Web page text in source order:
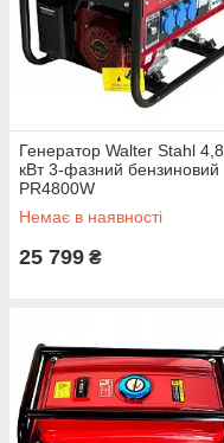
Генератор Walter Stahl 4,8
кВт 3-фазний бензиновий
PR4800W
Немає в наявності
25 799 ₴